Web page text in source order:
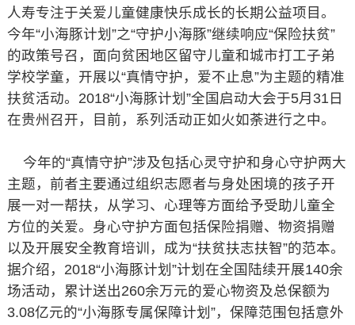
人寿专注于关爱儿童健康快乐成长的长期公益项目。
今年“小海豚计划”之“守护小海豚”继续响应“保险扶贫”
的政策号召，面向贫困地区留守儿童和城市打工子弟
学校学童，开展以“真情守护，爱不止息”为主题的精准
扶贫活动。2018“小海豚计划”全国启动大会于5月31日
在贵州召开，目前，系列活动正如火如荼进行之中。
今年的“真情守护”涉及包括心灵守护和身心守护两大
主题，前者主要通过组织志愿者与身处困境的孩子开
展一对一帮扶，从学习、心理等方面给予受助儿童全
方位的关爱。身心守护方面包括保险捐赠、物资捐赠
以及开展安全教育培训，成为“扶贫扶志扶智”的范本。
据介绍，2018“小海豚计划”计划在全国陆续开展140余
场活动，累计送出260余万元的爱心物资及总保额为
3.08亿元的“小海豚专属保障计划”，保障范围包括意外